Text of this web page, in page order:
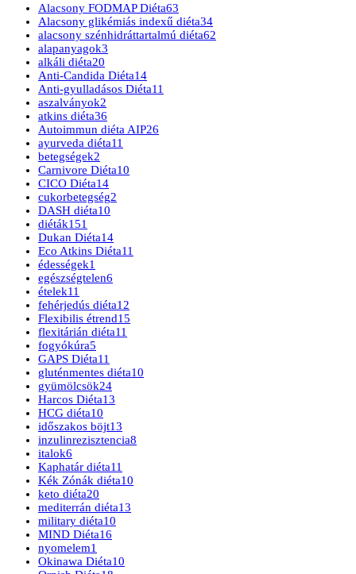
Alacsony FODMAP Diéta63
Alacsony glikémiás indexű diéta34
alacsony szénhidráttartalmú diéta62
alapanyagok3
alkáli diéta20
Anti-Candida Diéta14
Anti-gyulladásos Diéta11
aszalványok2
atkins diéta36
Autoimmun diéta AIP26
ayurveda diéta11
betegségek2
Carnivore Diéta10
CICO Diéta14
cukorbetegség2
DASH diéta10
diéták151
Dukan Diéta14
Eco Atkins Diéta11
édességek1
egészségtelen6
ételek11
fehérjedús diéta12
Flexibilis étrend15
flexitárián diéta11
fogyókúra5
GAPS Diéta11
gluténmentes diéta10
gyümölcsök24
Harcos Diéta13
HCG diéta10
időszakos böjt13
inzulinrezisztencia8
italok6
Kaphatár diéta11
Kék Zónák diéta10
keto diéta20
mediterrán diéta13
military diéta10
MIND Diéta16
nyomelem1
Okinawa Diéta10